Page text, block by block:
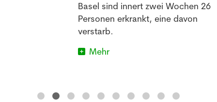
Basel sind innert zwei Wochen 26
Personen erkrankt, eine davon
verstarb.
Mehr